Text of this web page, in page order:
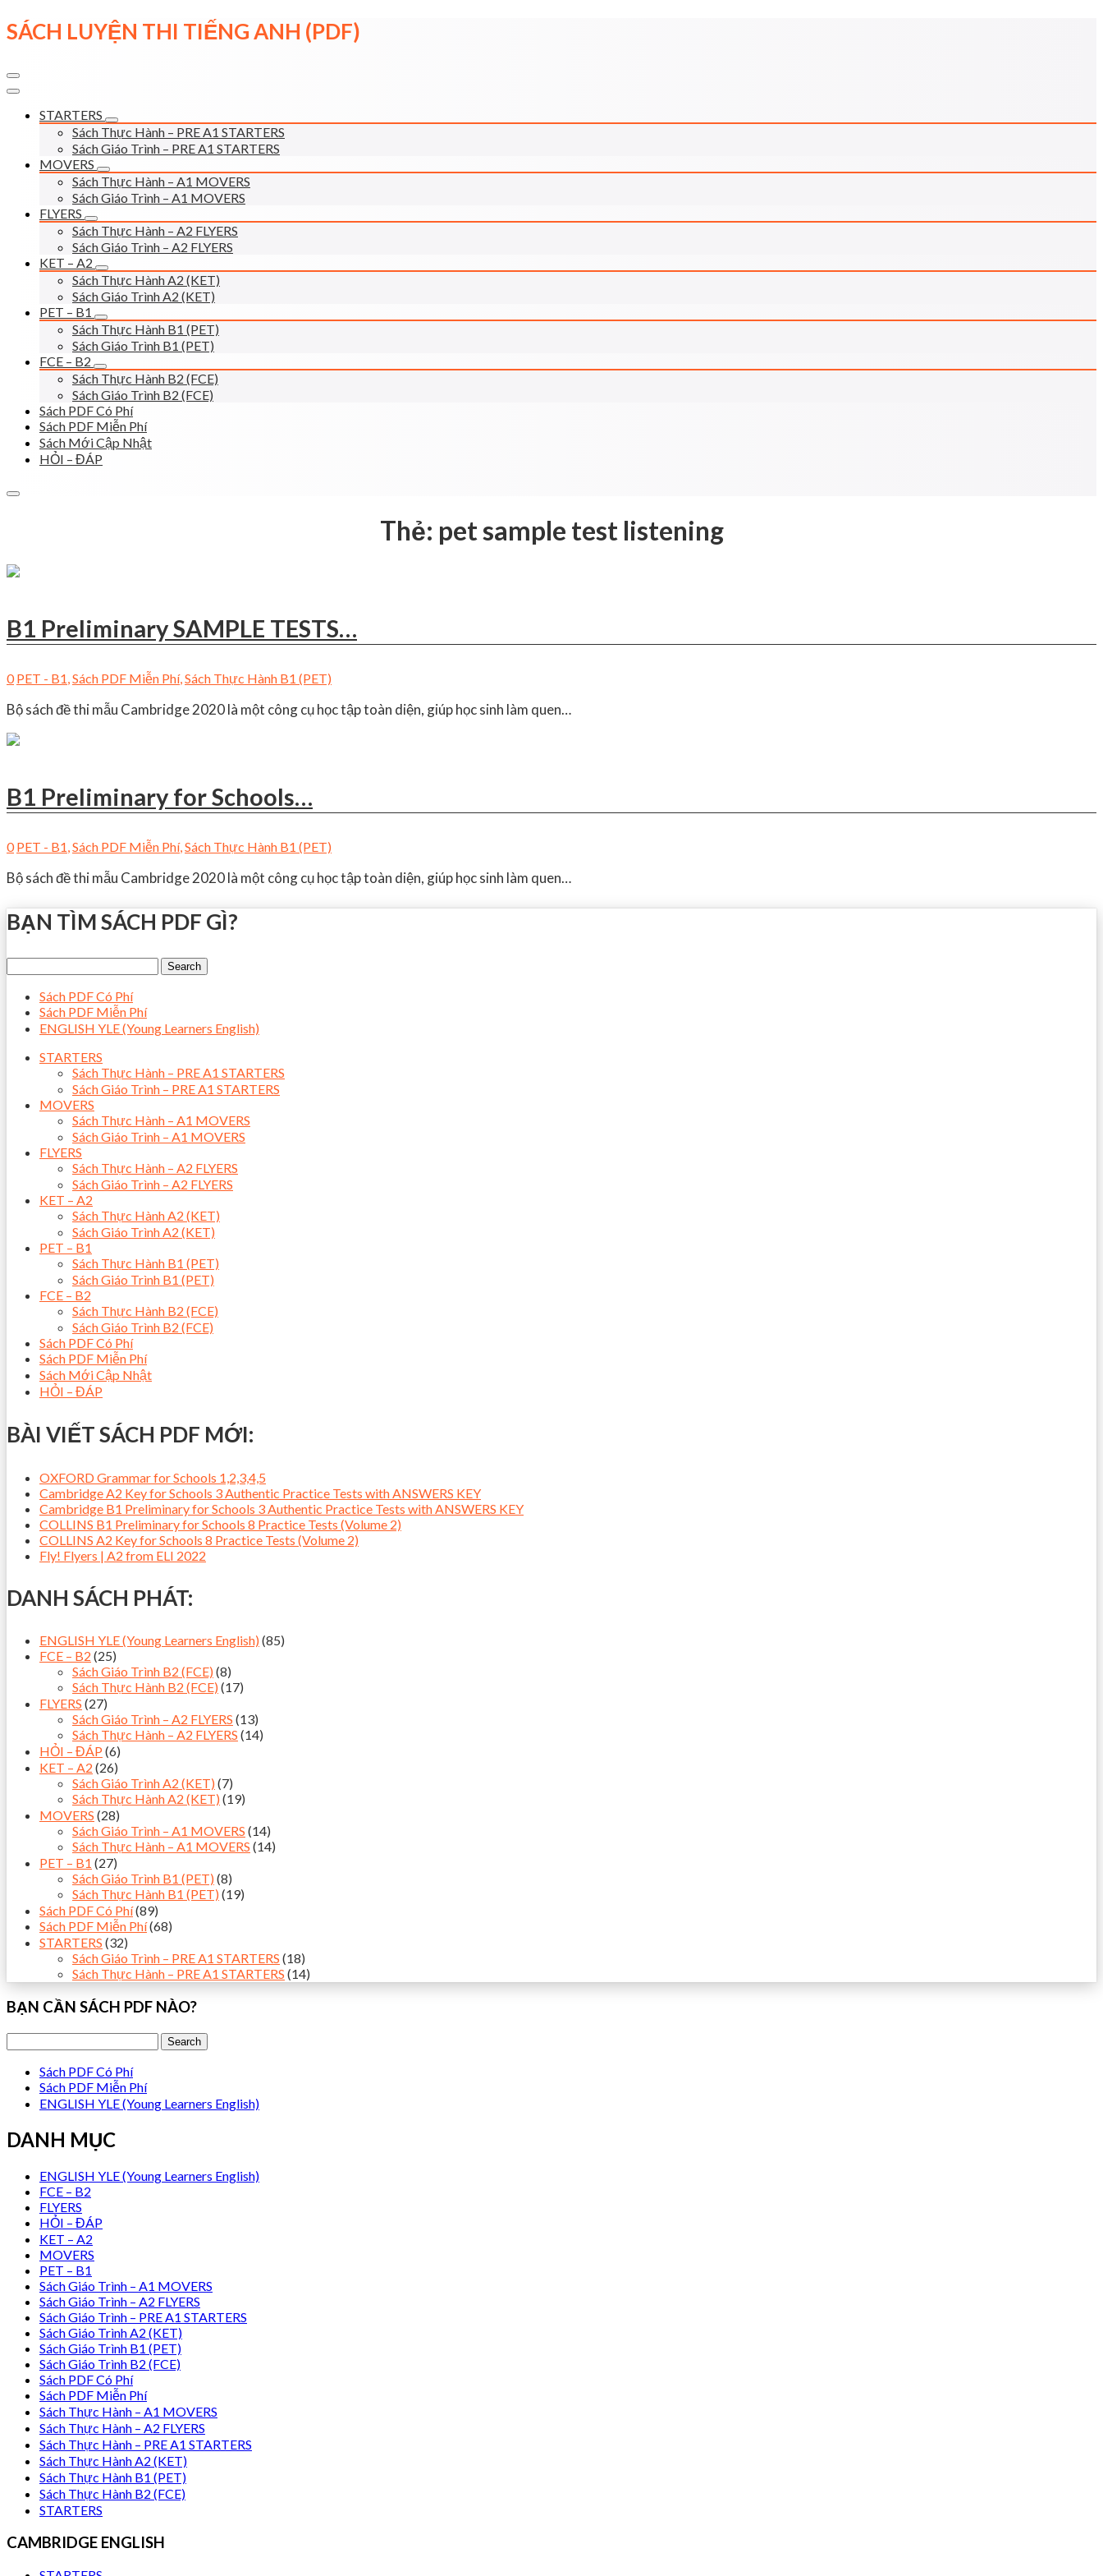
Skip
to
SÁCH LUYỆN THI TIẾNG ANH (PDF)
STARTERS
Sách Thực Hành – PRE A1 STARTERS
Sách Giáo Trình – PRE A1 STARTERS
MOVERS
Sách Thực Hành – A1 MOVERS
Sách Giáo Trình – A1 MOVERS
FLYERS
Sách Thực Hành – A2 FLYERS
Sách Giáo Trình – A2 FLYERS
KET – A2
Sách Thực Hành A2 (KET)
Sách Giáo Trình A2 (KET)
PET – B1
Sách Thực Hành B1 (PET)
Sách Giáo Trình B1 (PET)
FCE – B2
Sách Thực Hành B2 (FCE)
Sách Giáo Trình B2 (FCE)
Sách PDF Có Phí
Sách PDF Miễn Phí
Sách Mới Cập Nhật
HỎI – ĐÁP
Thẻ: pet sample test listening
B1 Preliminary SAMPLE TESTS…
0 PET - B1,Sách PDF Miễn Phí,Sách Thực Hành B1 (PET)
Bộ sách đề thi mẫu Cambridge 2020 là một công cụ học tập toàn diện, giúp học sinh làm quen…
B1 Preliminary for Schools…
0 PET - B1,Sách PDF Miễn Phí,Sách Thực Hành B1 (PET)
Bộ sách đề thi mẫu Cambridge 2020 là một công cụ học tập toàn diện, giúp học sinh làm quen…
BẠN TÌM SÁCH PDF GÌ?
Sách PDF Có Phí
Sách PDF Miễn Phí
ENGLISH YLE (Young Learners English)
STARTERS
Sách Thực Hành – PRE A1 STARTERS
Sách Giáo Trình – PRE A1 STARTERS
MOVERS
Sách Thực Hành – A1 MOVERS
Sách Giáo Trình – A1 MOVERS
FLYERS
Sách Thực Hành – A2 FLYERS
Sách Giáo Trình – A2 FLYERS
KET – A2
Sách Thực Hành A2 (KET)
Sách Giáo Trình A2 (KET)
PET – B1
Sách Thực Hành B1 (PET)
Sách Giáo Trình B1 (PET)
FCE – B2
Sách Thực Hành B2 (FCE)
Sách Giáo Trình B2 (FCE)
Sách PDF Có Phí
Sách PDF Miễn Phí
Sách Mới Cập Nhật
HỎI – ĐÁP
BÀI VIẾT SÁCH PDF MỚI:
OXFORD Grammar for Schools 1,2,3,4,5
Cambridge A2 Key for Schools 3 Authentic Practice Tests with ANSWERS KEY
Cambridge B1 Preliminary for Schools 3 Authentic Practice Tests with ANSWERS KEY
COLLINS B1 Preliminary for Schools 8 Practice Tests (Volume 2)
COLLINS A2 Key for Schools 8 Practice Tests (Volume 2)
Fly! Flyers | A2 from ELI 2022
DANH SÁCH PHÁT:
ENGLISH YLE (Young Learners English) (85)
FCE – B2 (25)
Sách Giáo Trình B2 (FCE) (8)
Sách Thực Hành B2 (FCE) (17)
FLYERS (27)
Sách Giáo Trình – A2 FLYERS (13)
Sách Thực Hành – A2 FLYERS (14)
HỎI – ĐÁP (6)
KET – A2 (26)
Sách Giáo Trình A2 (KET) (7)
Sách Thực Hành A2 (KET) (19)
MOVERS (28)
Sách Giáo Trình – A1 MOVERS (14)
Sách Thực Hành – A1 MOVERS (14)
PET – B1 (27)
Sách Giáo Trình B1 (PET) (8)
Sách Thực Hành B1 (PET) (19)
Sách PDF Có Phí(89)
Sách PDF Miễn Phí(68)
STARTERS (32)
Sách Giáo Trình – PRE A1 STARTERS (18)
Sách Thực Hành – PRE A1 STARTERS (14)
BẠN CẦN SÁCH PDF NÀO?
Sách PDF Có Phí
Sách PDF Miễn Phí
ENGLISH YLE (Young Learners English)
DANH MỤC
ENGLISH YLE (Young Learners English)
FCE – B2
FLYERS
HỎI – ĐÁP
KET – A2
MOVERS
PET – B1
Sách Giáo Trình – A1 MOVERS
Sách Giáo Trình – A2 FLYERS
Sách Giáo Trình – PRE A1 STARTERS
Sách Giáo Trình A2 (KET)
Sách Giáo Trình B1 (PET)
Sách Giáo Trình B2 (FCE)
Sách PDF Có Phí
Sách PDF Miễn Phí
Sách Thực Hành – A1 MOVERS
Sách Thực Hành – A2 FLYERS
Sách Thực Hành – PRE A1 STARTERS
Sách Thực Hành A2 (KET)
Sách Thực Hành B1 (PET)
Sách Thực Hành B2 (FCE)
STARTERS
CAMBRIDGE ENGLISH